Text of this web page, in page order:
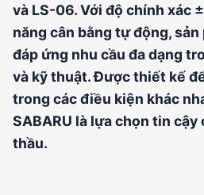
và LS-06. Với độ chính xác
năng cân bằng tự động, sản
đáp ứng nhu cầu đa dạng
và kỹ thuật. Được thiết kế
trong các điều kiện khác
SABARU là lựa chọn tin cậy
thầu.